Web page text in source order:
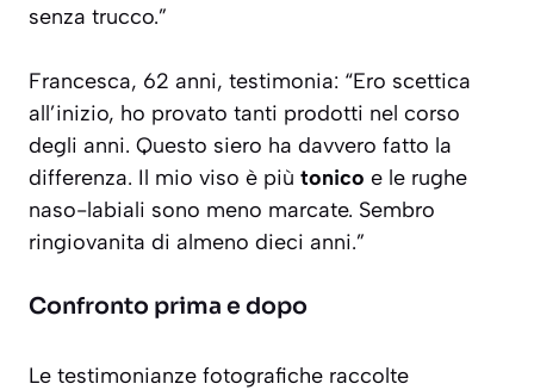
senza trucco.”
Francesca, 62 anni, testimonia: “Ero scettica
all’inizio, ho provato tanti prodotti nel corso
degli anni. Questo siero ha davvero fatto la
differenza. Il mio viso è più tonico e le rughe
naso-labiali sono meno marcate. Sembro
ringiovanita di almeno dieci anni.”
Confronto prima e dopo
Le testimonianze fotografiche raccolte